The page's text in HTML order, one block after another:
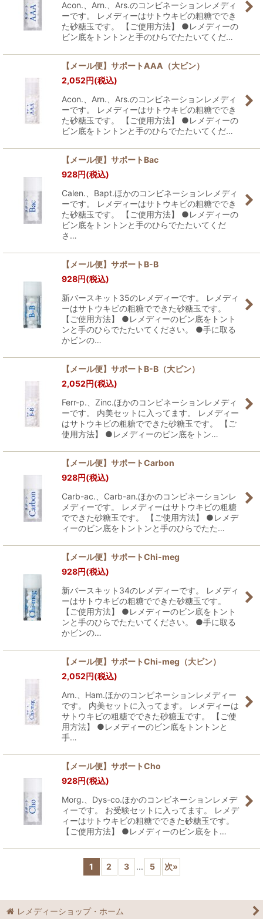
Acon.、Arn.、Ars.のコンビネーションレメディ
ーです。 レメディーはサトウキビの粗糖ででき
た砂糖玉です。 【ご使用方法】 ●レメディーの
ビン底をトントンと手のひらでたたいてくだ…
【メール便】サポートAAA（大ビン）
2,052円(税込)
Acon.、Arn.、Ars.のコンビネーションレメディ
ーです。 レメディーはサトウキビの粗糖ででき
た砂糖玉です。 【ご使用方法】 ●レメディーの
ビン底をトントンと手のひらでたたいてくだ…
【メール便】サポートBac
928円(税込)
Calen.、Bapt.ほかのコンビネーションレメディ
ーです。 レメディーはサトウキビの粗糖ででき
た砂糖玉です。 【ご使用方法】 ●レメディーの
ビン底をトントンと手のひらでたたいてくだ
さ…
【メール便】サポートB-B
928円(税込)
新バースキット35のレメディーです。 レメディ
ーはサトウキビの粗糖でできた砂糖玉です。
【ご使用方法】 ●レメディーのビン底をトント
ンと手のひらでたたいてください。 ●手に取る
かビンの…
【メール便】サポートB-B（大ビン）
2,052円(税込)
Ferr-p.、Zinc.ほかのコンビネーションレメディ
ーです。 内美セットに入ってます。 レメディー
はサトウキビの粗糖でできた砂糖玉です。 【ご
使用方法】 ●レメディーのビン底をトン…
【メール便】サポートCarbon
928円(税込)
Carb-ac.、Carb-an.ほかのコンビネーションレ
メディーです。 レメディーはサトウキビの粗糖
でできた砂糖玉です。 【ご使用方法】 ●レメデ
ィーのビン底をトントンと手のひらでたた…
【メール便】サポートChi-meg
928円(税込)
新バースキット34のレメディーです。 レメディ
ーはサトウキビの粗糖でできた砂糖玉です。
【ご使用方法】 ●レメディーのビン底をトント
ンと手のひらでたたいてください。 ●手に取る
かビンの…
【メール便】サポートChi-meg（大ビン）
2,052円(税込)
Arn.、Ham.ほかのコンビネーションレメディー
です。 内美セットに入ってます。 レメディーは
サトウキビの粗糖でできた砂糖玉です。 【ご使
用方法】 ●レメディーのビン底をトントンと
手…
【メール便】サポートCho
928円(税込)
Morg.、Dys-co.ほかのコンビネーションレメデ
ィーです。 お受験セットに入ってます。 レメデ
ィーはサトウキビの粗糖でできた砂糖玉です。
【ご使用方法】 ●レメディーのビン底をト…
1 2 3 ... 5 次»
レメディーショップ・ホーム